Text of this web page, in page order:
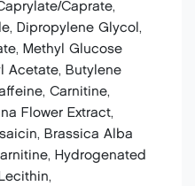
Caprate,
Dipropylene Glycol,
Methyl Glucose
Acetate, Butylene
Carnitine,
Flower Extract,
Brassica Alba
Hydrogenated